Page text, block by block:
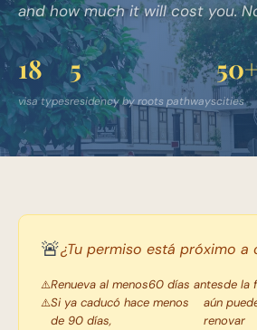
and how much it will cost you.
18
visa types
5
residency by roots pathwayscities
🚨¿Tu permiso está próximo a
Renueva al menos60 días antesde la
Si ya caducó hace menos
de 90 días,
aún
renovar